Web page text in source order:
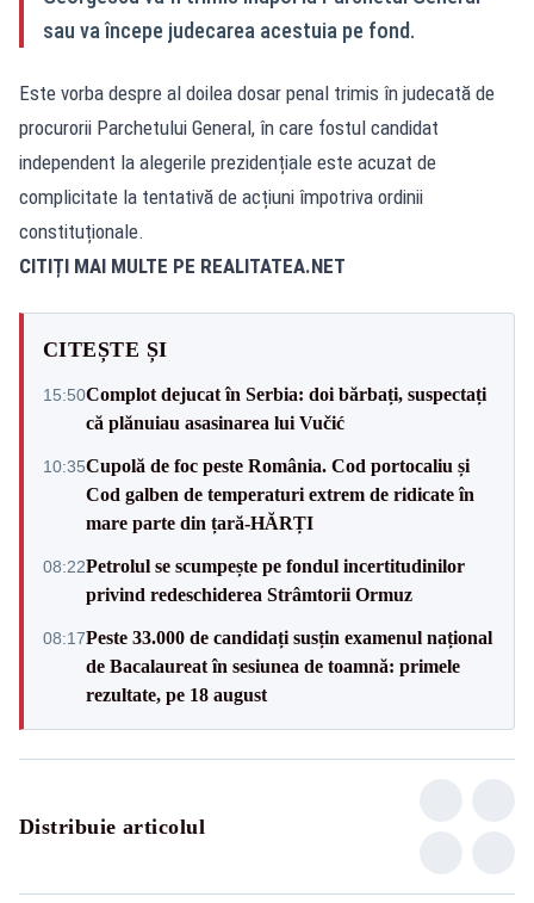
sau va începe judecarea acestuia pe fond.
Este vorba despre al doilea dosar penal trimis în judecată de
procurorii Parchetului General, în care fostul candidat
independent la alegerile prezidențiale este acuzat de
complicitate la tentativă de acțiuni împotriva ordinii
constituționale.
CITIȚI MAI MULTE PE REALITATEA.NET
CITEȘTE ȘI
15:50Complot dejucat în Serbia: doi bărbați, suspectați
că plănuiau asasinarea lui Vučić
10:35Cupolă de foc peste România. Cod portocaliu și
Cod galben de temperaturi extrem de ridicate în
mare parte din țară-HĂRȚI
08:22Petrolul se scumpește pe fondul incertitudinilor
privind redeschiderea Strâmtorii Ormuz
08:17Peste 33.000 de candidați susțin examenul național
de Bacalaureat în sesiunea de toamnă: primele
rezultate, pe 18 august
Distribuie articolul